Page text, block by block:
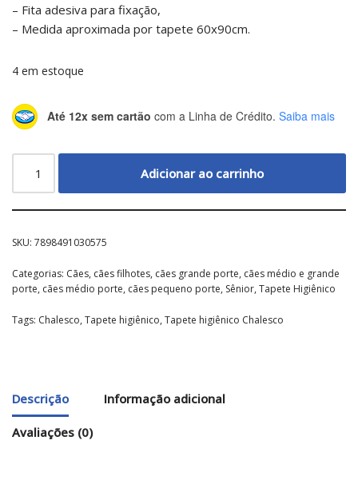
– Fita adesiva para fixação,
– Medida aproximada por tapete 60x90cm.
4 em estoque
Até 12x sem cartão com a Linha de Crédito. Saiba mais
Adicionar ao carrinho
SKU: 7898491030575
Categorias: Cães, cães filhotes, cães grande porte, cães médio e grande
porte, cães médio porte, cães pequeno porte, Sênior,Tapete Higiênico
Tags: Chalesco,Tapete higiênico,Tapete higiênico Chalesco
Descrição Informação adicional
Avaliações (0)